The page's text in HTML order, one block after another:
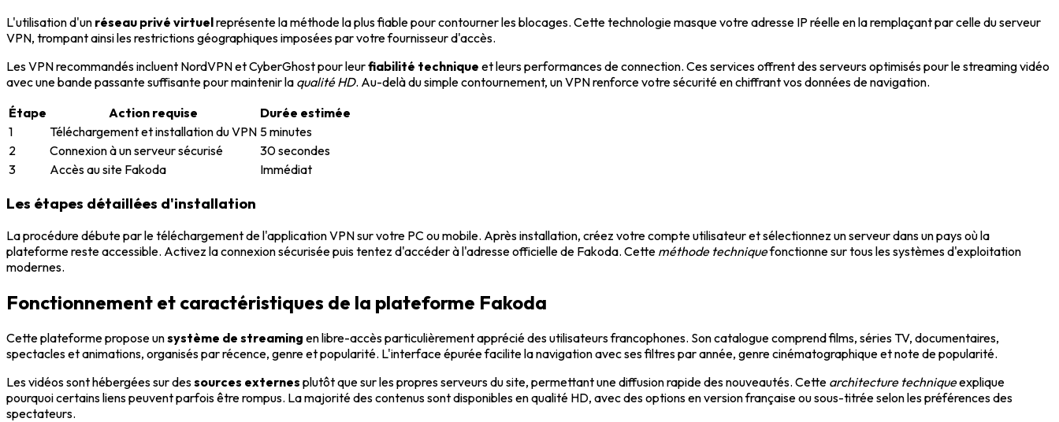
L'utilisation d'un réseau privé virtuelreprésente la méthode la plus fiable pour contourner les blocages. Cette technologie masque votre adresse IP réelle en la remplaçant par celle du serveur
VPN, trompant ainsi les restrictions géographiques imposées par votre fournisseur d'accès.
Les VPN recommandés incluent NordVPN et CyberGhost pour leurfiabilité technique et leurs performances de connection. Ces services offrent des serveurs optimisés pour le streaming vidéo
avec une bande passante suffisante pour maintenir la qualité HD. Au-delà du simple contournement, un VPN renforce votre sécurité en chiffrant vos données de navigation.
Étape
Action requise
Durée estimée
1
Téléchargement et installation du VPN 5 minutes
2
Connexion à un serveur sécurisé
30 secondes
3
Accès au site Fakoda Immédiat
Les étapes détaillées d'installation
La procédure débute par le téléchargement de l'application VPN sur votre PC ou mobile. Après installation, créez votre compte utilisateur et sélectionnez un serveur dans un pays où la
plateforme reste accessible. Activez la connexion sécurisée puis tentez d'accéder à l'adresse officielle de Fakoda. Cette méthode techniquefonctionne sur tous les systèmes d'exploitation
modernes.
Fonctionnement et caractéristiques de la plateforme Fakoda
Cette plateforme propose unsystème de streaming en libre-accès particulièrement apprécié des utilisateurs francophones. Son catalogue comprend films, séries TV, documentaires,
spectacles et animations, organisés par récence, genre et popularité. L'interface épurée facilite la navigation avec ses filtres par année, genre cinématographique et note de popularité.
Les vidéos sont hébergées sur dessources externes plutôt que sur les propres serveurs du site, permettant une diffusion rapide des nouveautés. Cette architecture techniqueexplique
pourquoi certains liens peuvent parfois être rompus. La majorité des contenus sont disponibles en qualité HD, avec des options en version française ou sous-titrée selon les préférences des
spectateurs.